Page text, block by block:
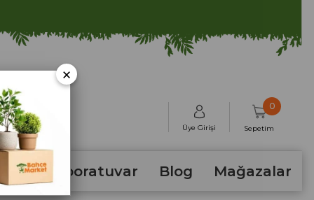
Üye Girişi Sepetim
0
Laboratuvar Blog Mağazalar
×